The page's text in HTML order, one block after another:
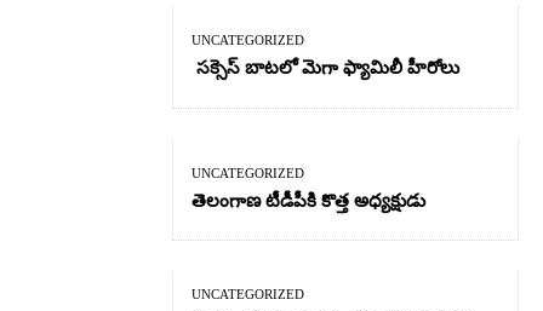
UNCATEGORIZED
సక్సెస్ బాటలో మెగా ఫ్యామిలీ హీరోలు
UNCATEGORIZED
తెలంగాణ టీడీపీకి కొత్త అధ్యక్షుడు
UNCATEGORIZED